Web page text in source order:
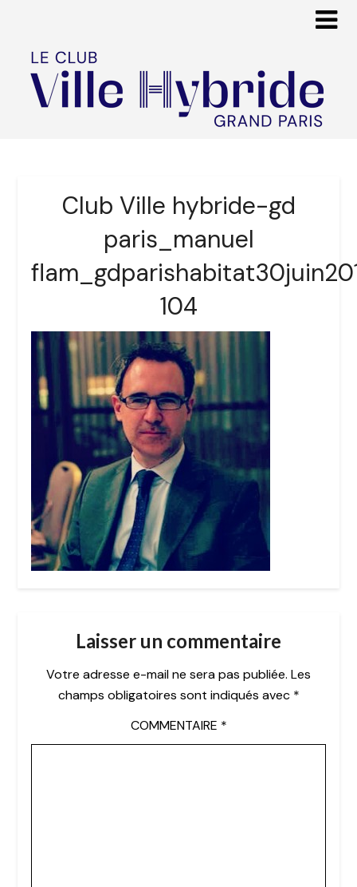
Club Ville hybride-gd
paris_manuel
104
Laisser un commentaire
Votre adresse e-mail ne sera pas publiée. Les
champs obligatoires sont indiqués avec *
COMMENTAIRE *